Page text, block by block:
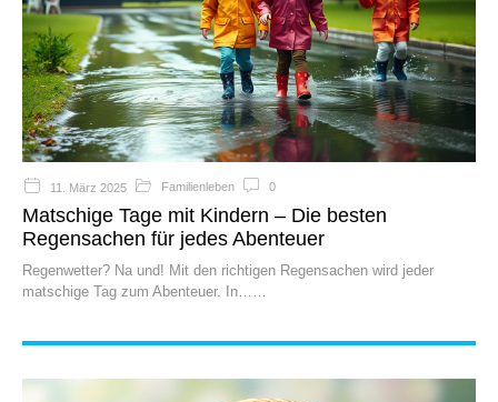
11. März 2025 Familienleben 0
Matschige Tage mit Kindern – Die besten
Regensachen für jedes Abenteuer
Regenwetter? Na und! Mit den richtigen Regensachen wird jeder
matschige Tag zum Abenteuer. In…